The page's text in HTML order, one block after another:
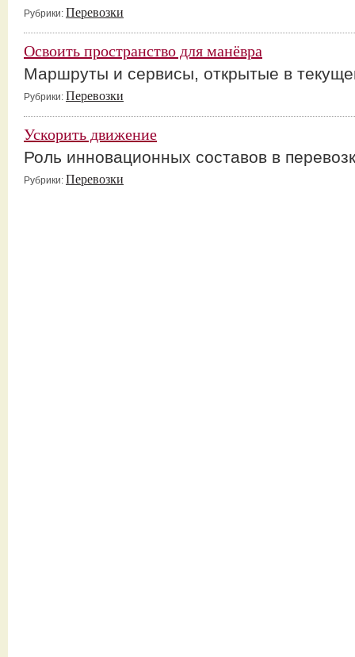
Рубрики: Перевозки
Освоить пространство для манёвра
Маршруты и сервисы, открытые в
Рубрики: Перевозки
Ускорить движение
Роль инновационных составов в
Рубрики: Перевозки